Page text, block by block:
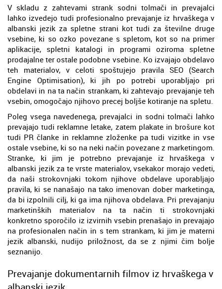
V skladu z zahtevami strank sodni tolmači in prevajalci
lahko izvedejo tudi profesionalno prevajanje iz hrvaškega v
albanski jezik za spletne strani kot tudi za številne druge
vsebine, ki so ozko povezane s spletom, kot so na primer
aplikacije, spletni katalogi in programi oziroma spletne
prodajalne ter ostale podobne vsebine. Ko izvajajo obdelavo
teh materialov, v celoti spoštujejo pravila SEO (Search
Engine Optimisation), ki jih po potrebi uporabljajo pri
obdelavi in na ta način strankam, ki zahtevajo prevajanje teh
vsebin, omogočajo njihovo precej boljše kotiranje na spletu.
Poleg vsega navedenega, prevajalci in sodni tolmači lahko
prevajajo tudi reklamne letake, zatem plakate in brošure kot
tudi PR članke in reklamne zloženke pa tudi vizitke in vse
ostale vsebine, ki so na neki način povezane z marketingom.
Stranke, ki jim je potrebno prevajanje iz hrvaškega v
albanski jezik za te vrste materialov, vsekakor morajo vedeti,
da naši strokovnjaki tokom njihove obdelave uporabljajo
pravila, ki se nanašajo na tako imenovan dober marketinga,
da bi izpolnili cilj, ki ga ima njihova obdelava. Pri prevajanju
marketinških materialov na ta način ti strokovnjaki
konkretno sporočilo iz izvirnih vsebin prenašajo in prevajajo
na profesionalen način in s tem strankam, ki jim je materni
jezik albanski, nudijo priložnost, da se z njimi čim bolje
seznanijo.
Prevajanje dokumentarnih filmov iz hrvaškega v